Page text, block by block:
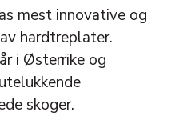
mest innovative og
hardtreplater.
i Østerrike og
skoger.